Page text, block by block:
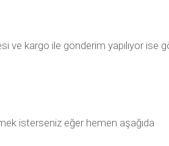
ve kargo ile gönderim yapılıyor ise
isterseniz eğer hemen aşağıda